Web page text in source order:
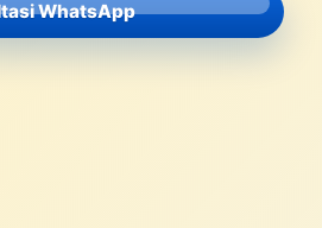
WhatsApp